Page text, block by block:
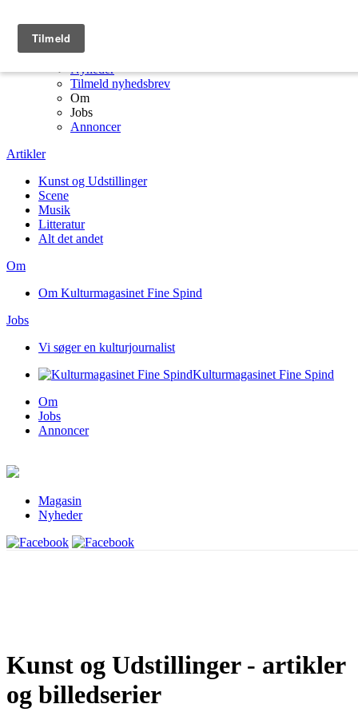
Artikler
Nyheder
Tilmeld nyhedsbrev
Om
Jobs
Annoncer
Artikler
Kunst og Udstillinger
Scene
Musik
Litteratur
Alt det andet
Om
Om Kulturmagasinet Fine Spind
Jobs
Vi søger en kulturjournalist
Kulturmagasinet Fine Spind
Om
Jobs
Annoncer
Magasin
Nyheder
Kunst og Udstillinger - artikler
og billedserier